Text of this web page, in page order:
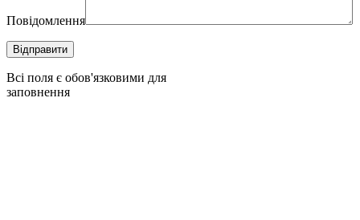
Повідомлення
Всі поля є обов'язковими для
заповнення